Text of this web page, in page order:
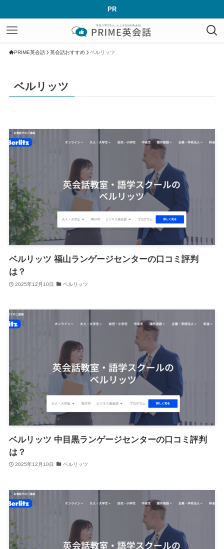
PR
PRIME英会話 英会話おすすめ ベルリッツ
ベルリッツ
ベルリッツ 福山ランゲージセンターの口コミ評判
は？
2025年12月10日 ベルリッツ
ベルリッツ 中目黒ランゲージセンターの口コミ評判
は？
2025年12月10日 ベルリッツ